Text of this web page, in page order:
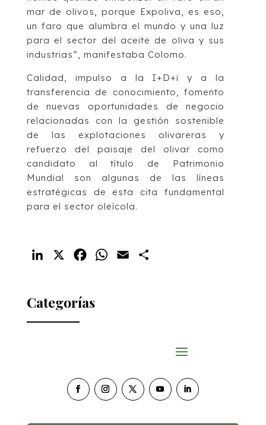
mar de olivos, porque Expoliva, es eso,
un faro que alumbra el mundo y una luz
para el sector del aceite de oliva y sus
industrias”, manifestaba Colomo.
Calidad, impulso a la I+D+i y a la
transferencia de conocimiento, fomento
de nuevas oportunidades de negocio
relacionadas con la gestión sostenible
de las explotaciones olivareras y
refuerzo del paisaje del olivar como
candidato al título de Patrimonio
Mundial son algunas de las líneas
estratégicas de esta cita fundamental
para el sector oleícola.
LinkedIn FacebookWhatsApp
Email
Categorías